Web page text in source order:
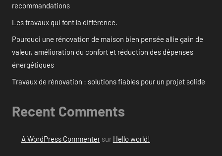
recommandations
Les travaux qui font la différence.
Pourquoi une rénovation de maison bien pensée allie gain de
valeur, amélioration du confort et réduction des dépenses
énergétiques
Travaux de rénovation : solutions fiables pour un projet solide
Recent Comments
A WordPress Commentersur Hello world!